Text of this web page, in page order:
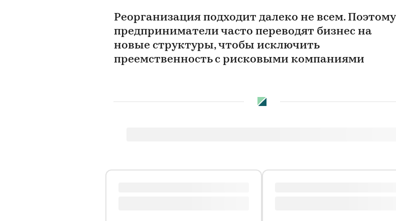
Реорганизация подходит далеко не всем. Поэтому
предприниматели часто переводят бизнес на
новые структуры, чтобы исключить
преемственность с рисковыми компаниями